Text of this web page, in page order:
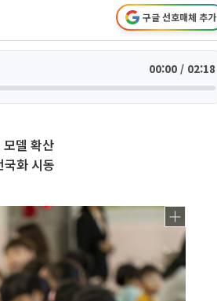
구글 선호매체 추가
00:00 / 02:18
델 확산
화 시동